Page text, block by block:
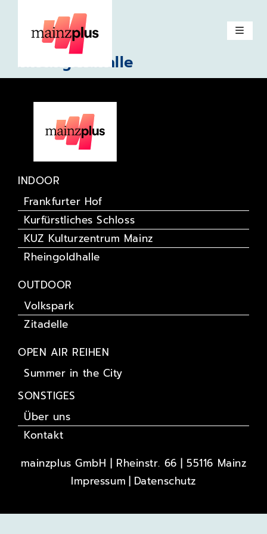
Zitadelle
Volkspark
Rheingoldhalle
INDOOR
Frankfurter Hof
Kurfürstliches Schloss
KUZ Kulturzentrum Mainz
Rheingoldhalle
OUTDOOR
Volkspark
Zitadelle
OPEN AIR REIHEN
Summer in the City
SONSTIGES
Über uns
Kontakt
mainzplus GmbH | Rheinstr. 66 | 55116 Mainz
Impressum
Datenschutz